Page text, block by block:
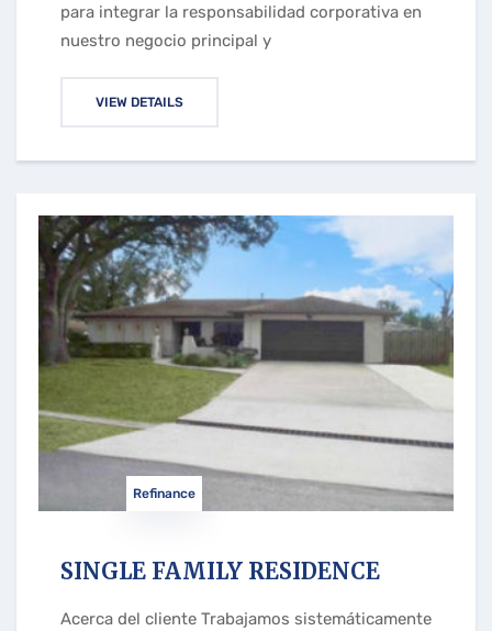
para integrar la responsabilidad corporativa en
nuestro negocio principal y
VIEW DETAILS
Refinance
SINGLE FAMILY RESIDENCE
Acerca del cliente Trabajamos sistemáticamente